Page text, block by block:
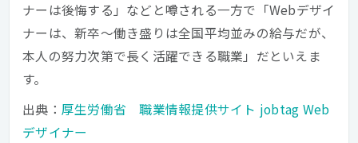
ナーは後悔する」などと噂される一方で「Webデザイ
ナーは、新卒～働き盛りは全国平均並みの給与だが、
本人の努力次第で長く活躍できる職業」だといえま
す。
出典： 厚生労働省 職業情報提供サイト jobtag Web
デザイナー